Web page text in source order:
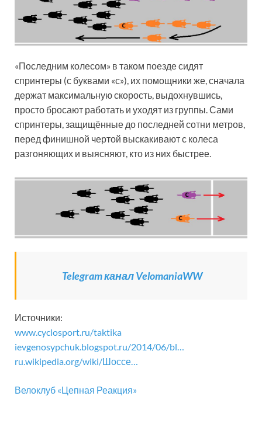
«Последним колесом» в таком поезде сидят
спринтеры (с буквами «с»), их помощники же, сначала
держат максимальную скорость, выдохнувшись,
просто бросают работать и уходят из группы. Сами
спринтеры, защищённые до последней сотни метров,
перед финишной чертой выскакивают с колеса
разгоняющих и выясняют, кто из них быстрее.
Telegram канал VelomaniaWW
Источники:
www.cyclosport.ru/taktika
ievgenosypchuk.blogspot.ru/2014/06/bl…
ru.wikipedia.org/wiki/Шоссе…
Велоклуб «Цепная Реакция»